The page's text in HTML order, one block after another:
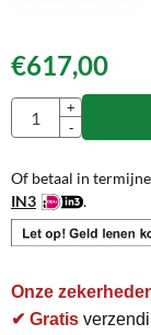
€617,00
Aantal
+
-
Of betaal in
IN3
.
Onze
✔ Gratis